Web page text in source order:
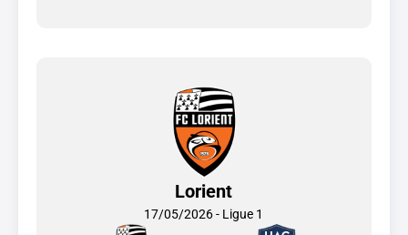
Lorient
17/05/2026 - Ligue 1